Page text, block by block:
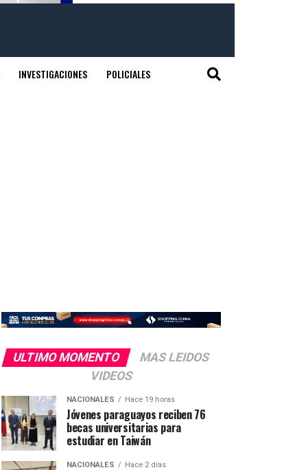
INVESTIGACIONES POLICIALES
ULTIMO MOMENTO
MAS LEIDOS
VIDEOS
NACIONALES Hace 19 horas
Jóvenes paraguayos reciben 76
becas universitarias para
estudiar en Taiwán
NACIONALES Hace 2 días